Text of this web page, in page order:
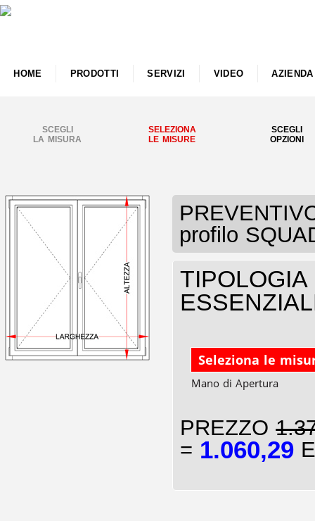
HOME PRODOTTI SERVIZI VIDEO AZIENDA
SCEGLI
LA MISURA
SELEZIONA
LE MISURE
SCEGLI
OPZIONI
profilo
Seleziona le
Mano di Apertura
PREZZO
= 1.060,29